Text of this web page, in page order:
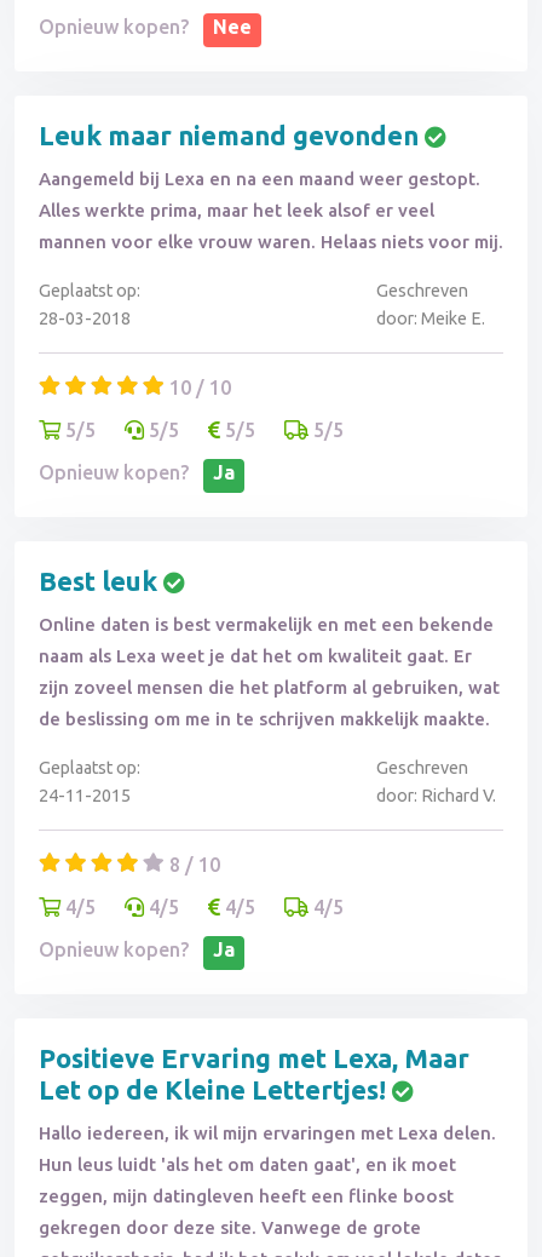
Opnieuw kopen?
Nee
Leuk maar niemand gevonden
Aangemeld bij Lexa en na een maand weer gestopt.
Alles werkte prima, maar het leek alsof er veel
mannen voor elke vrouw waren. Helaas niets voor mij.
Geplaatst op:
28-03-2018
Geschreven
door: Meike E.
10 / 10
5/5
5/5 5/5
5/5
Opnieuw kopen?
Ja
Best leuk
Online daten is best vermakelijk en met een bekende
naam als Lexa weet je dat het om kwaliteit gaat. Er
zijn zoveel mensen die het platform al gebruiken, wat
de beslissing om me in te schrijven makkelijk maakte.
Geplaatst op:
24-11-2015
Geschreven
door: Richard V.
8 / 10
4/5
4/5 4/5
4/5
Opnieuw kopen?
Ja
Positieve Ervaring met Lexa, Maar
Let op de Kleine Lettertjes!
Hallo iedereen, ik wil mijn ervaringen met Lexa delen.
Hun leus luidt 'als het om daten gaat', en ik moet
zeggen, mijn datingleven heeft een flinke boost
gekregen door deze site. Vanwege de grote